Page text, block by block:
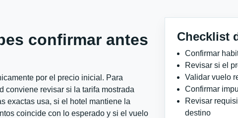
confirmar antes
por el precio inicial. Para
conviene revisar si la tarifa mostrada
exactas usa, si el hotel mantiene la
coincide con lo esperado y si el vuelo
Checklist
Confirmar
Revisar si el
Validar vuelo
Confirmar
Revisar
destino